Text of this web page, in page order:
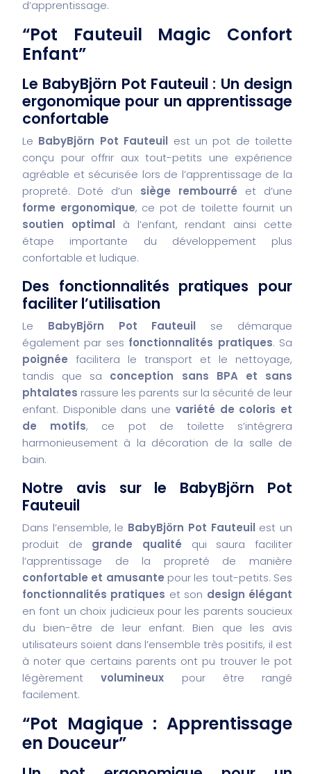
d’apprentissage.
“Pot Fauteuil Magic Confort
Enfant”
Le BabyBjörn Pot Fauteuil : Un design
ergonomique pour un apprentissage
confortable
Le BabyBjörn Pot Fauteuil est un pot de toilette
conçu pour offrir aux tout-petits une expérience
agréable et sécurisée lors de l’apprentissage de la
propreté. Doté d’un siège rembourré et d’une
forme ergonomique, ce pot de toilette fournit un
soutien optimal à l’enfant, rendant ainsi cette
étape importante du développement plus
confortable et ludique.
Des fonctionnalités pratiques pour
faciliter l’utilisation
Le BabyBjörn Pot Fauteuil se démarque
également par ses fonctionnalités pratiques. Sa
poignée facilitera le transport et le nettoyage,
tandis que sa conception sans BPA et sans
phtalates rassure les parents sur la sécurité de leur
enfant. Disponible dans une variété de coloris et
de motifs, ce pot de toilette s’intégrera
harmonieusement à la décoration de la salle de
bain.
Notre avis sur le BabyBjörn Pot
Fauteuil
Dans l’ensemble, le BabyBjörn Pot Fauteuil est un
produit de grande qualité qui saura faciliter
l’apprentissage de la propreté de manière
confortable et amusante pour les tout-petits. Ses
fonctionnalités pratiques et son design élégant
en font un choix judicieux pour les parents soucieux
du bien-être de leur enfant. Bien que les avis
utilisateurs soient dans l’ensemble très positifs, il est
à noter que certains parents ont pu trouver le pot
légèrementvolumineux pour être rangé
facilement.
“Pot Magique : Apprentissage
en Douceur”